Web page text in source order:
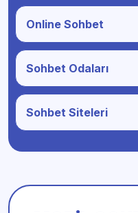
Online Sohbet
Sohbet Odaları
Sohbet Siteleri